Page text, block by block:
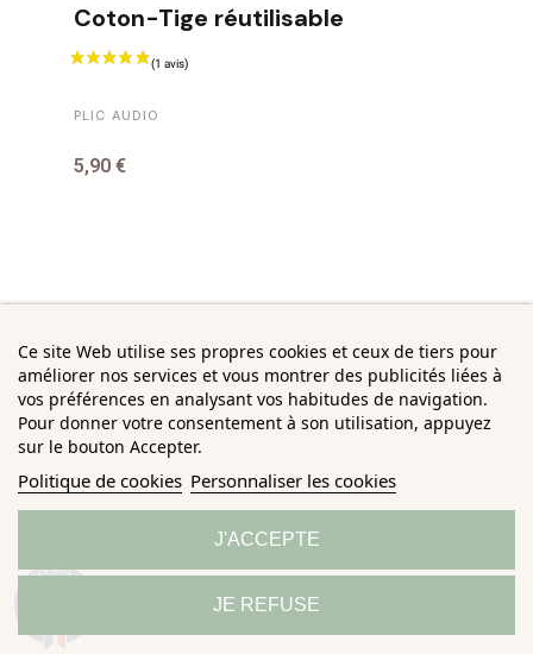
Coton-Tige réutilisable
PLIC AUDIO
5,90 €
Ce site Web utilise ses propres cookies et ceux de tiers pour
améliorer nos services et vous montrer des publicités liées à
vos préférences en analysant vos habitudes de navigation.
Pour donner votre consentement à son utilisation, appuyez
sur le bouton Accepter.
Politique de cookies Personnaliser les cookies
JE REFUSE
J'ACCEPTE